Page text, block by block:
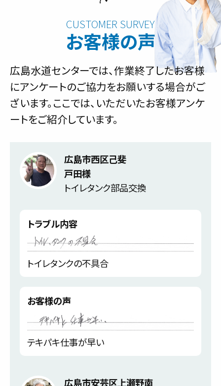
お客様の声
広島水道センターでは、作業終了したお客様
にアンケートのご協力をお願いする場合がご
ざいます。ここでは、いただいたお客様アンケ
ートをご紹介しています。
広島市西区己斐
戸田様
トイレタンク部品交換
トラブル内容
トイレタンクの不具合
お客様の声
テキパキ仕事が早い
広島市安芸区上瀬野南